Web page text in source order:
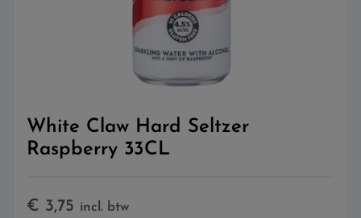
White Claw Hard Seltzer
Raspberry 33CL
€ 3,75 incl. btw